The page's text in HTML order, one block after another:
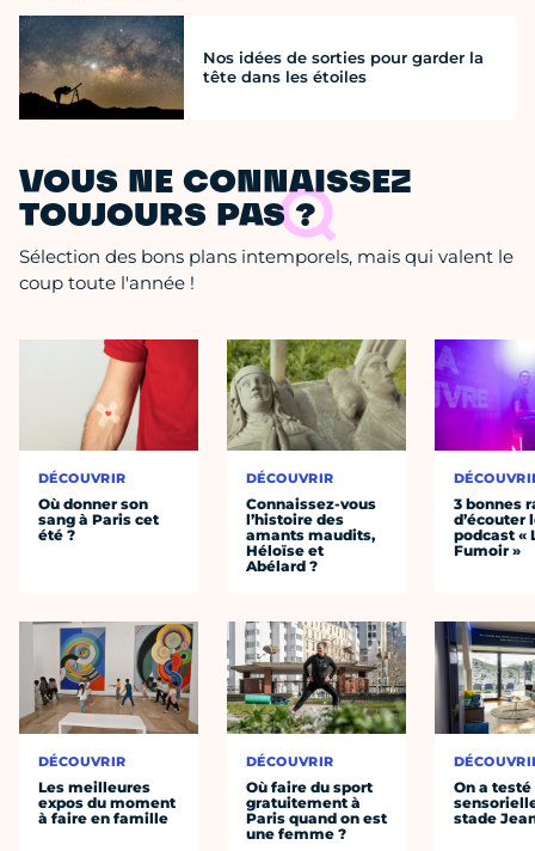
Nos idées de sorties pour garder la
tête dans les étoiles
VOUS NE CONNAISSEZ
TOUJOURS PAS ?
Sélection des bons plans intemporels, mais qui valent le
coup toute l'année !
DÉCOUVRIR
Où donner son
sang à Paris cet
été ?
DÉCOUVRIR
Les meilleures
expos du moment
à faire en famille
DÉCOUVRIR
Connaissez-vous
l’histoire des
amants maudits,
Héloïse et
Abélard ?
DÉCOUVRIR
Où faire du sport
gratuitement à
Paris quand on est
une femme ?
3 bonnes
d’écouter
podcast «
Fumoir »
On a
stade